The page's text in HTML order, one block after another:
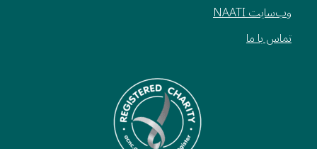
وب‌سایت NAATI
تماس با ما